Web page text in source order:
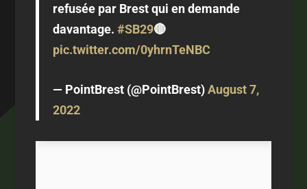
refusée par Brest qui en demande
davantage.#SB29🔴
pic.twitter.com/0yhrnTeNBC
— PointBrest (@PointBrest)August 7,
2022